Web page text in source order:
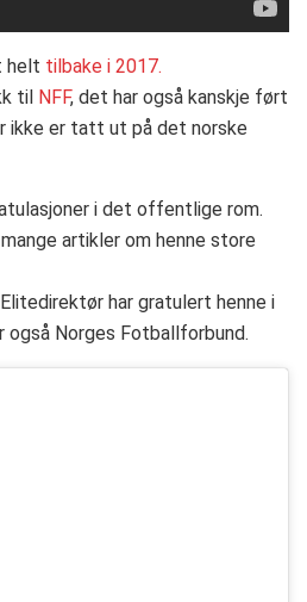
helt tilbake i 2017.
til NFF, det har også kanskje ført
ikke er tatt ut på det norske
i det offentlige rom.
artikler om henne store
har gratulert henne i
også Norges Fotballforbund.